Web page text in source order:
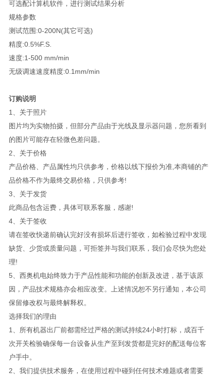
可选配计算机软件，进行测试结果分析
规格参数
测试范围:0-200N(其它可选)
精度:0.5%F.S.
速度:1-500 mm/min
无级调速速度精度:0.1mm/min
订购说明
1、关于照片
图片均为实物拍摄，但部分产品由于光线及显示器问题，您所看到
的图片可能存在轻微色差问题。
2、关于价格
产品价格、产品属性均只供参考，价格以线下报价为准,本商铺的产
品价格不作为最终交易价格，只供参考!
3、关于发货
此商品包含运费，具体可联系客服，感谢!
4、关于签收
请在签收快递前确认完好没有损坏后进行签收，如检验过程中发现
缺货、少货或质量问题，可拒签并与我们联系，我们会尽快为您处
理!
5、西奥机电始终致力于产品性能和功能的创新及改进，基于该原
因，产品技术规格亦会相应改变。上述情况恕不另行通知，本公司
保留修改权与最终解释权。
选择我们的理由
1、所有机器出厂前都需经过严格的测试持续24小时打标，成百千
次开关检验确保每一台设备从生产至到发货都是完好的配送每位客
户手中。
2、我们提供技术服务，在使用过程中碰到任何技术难题或者需要